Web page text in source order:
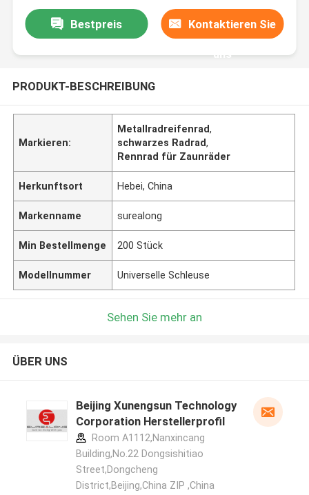
Bestpreis Kontaktieren Sie
uns
PRODUKT-BESCHREIBUNG
Markieren:
Metallradreifenrad,
schwarzes Radrad,
Rennrad für Zaunräder
Herkunftsort Hebei, China
Markenname surealong
Min Bestellmenge 200 Stück
Modellnummer Universelle Schleuse
Sehen Sie mehr an
ÜBER UNS
Beijing Xunengsun Technology
Corporation Herstellerprofil
Room A1112,Nanxincang
Building,No.22 Dongsishitiao
Street,Dongcheng
District,Beijing,China ZIP ,China